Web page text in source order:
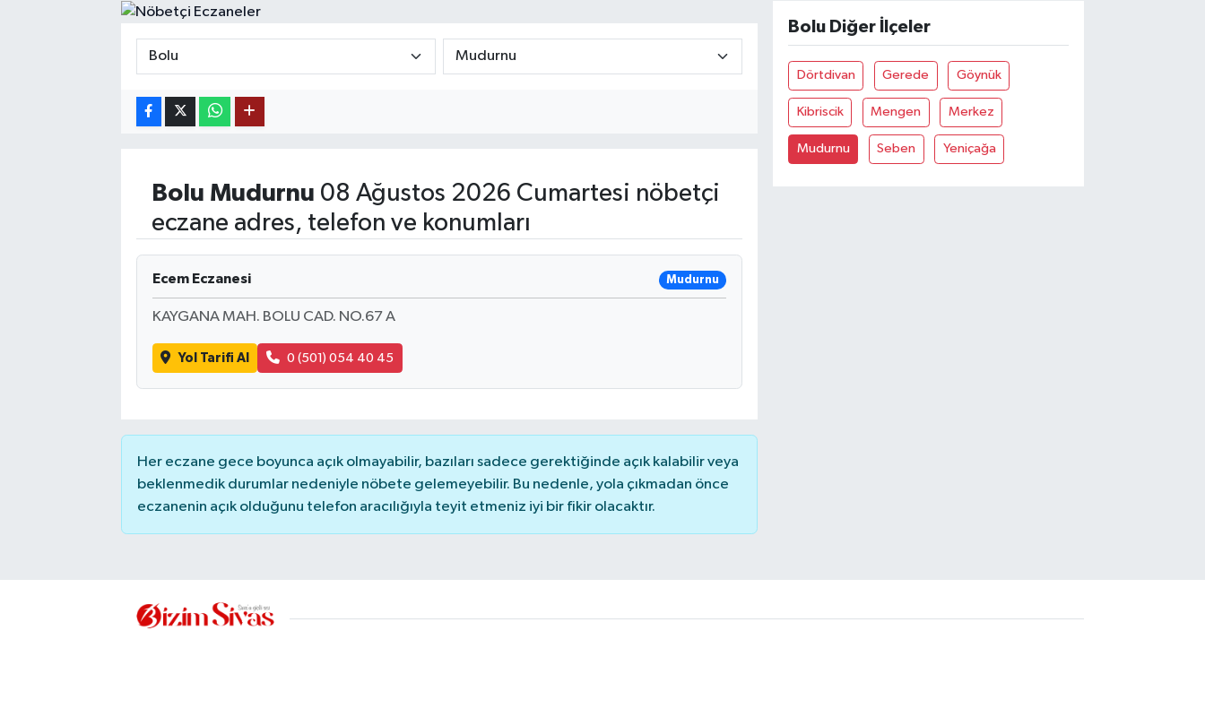
Bolu Mudurnu 08 Ağustos 2026 Cumartesi nöbetçi
eczane adres, telefon ve konumları
Ecem Eczanesi Mudurnu
KAYGANA MAH. BOLU CAD. NO.67 A
Yol Tarifi Al 0 (501) 054 40 45
Her eczane gece boyunca açık olmayabilir, bazıları sadece gerektiğinde açık kalabilir veya
beklenmedik durumlar nedeniyle nöbete gelemeyebilir. Bu nedenle, yola çıkmadan önce
eczanenin açık olduğunu telefon aracılığıyla teyit etmeniz iyi bir fikir olacaktır.
Bolu Diğer İlçeler
Dörtdivan Gerede Göynük
Kibriscik Mengen Merkez
Mudurnu Seben Yeniçağa
ÖZEL HABER
RESMİ İLANLAR
SOSYAL YARDIMLAR